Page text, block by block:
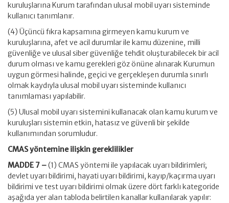
kuruluşlarına Kurum tarafından ulusal mobil uyarı sisteminde
kullanıcı tanımlanır.
(4) Üçüncü fıkra kapsamına girmeyen kamu kurum ve
kuruluşlarına, afet ve acil durumlar ile kamu düzenine, milli
güvenliğe ve ulusal siber güvenliğe tehdit oluşturabilecek bir acil
durum olması ve kamu gerekleri göz önüne alınarak Kurumun
uygun görmesi halinde, geçici ve gerçekleşen durumla sınırlı
olmak kaydıyla ulusal mobil uyarı sisteminde kullanıcı
tanımlaması yapılabilir.
(5) Ulusal mobil uyarı sistemini kullanacak olan kamu kurum ve
kuruluşları sistemin etkin, hatasız ve güvenli bir şekilde
kullanımından sorumludur.
CMAS yöntemine ilişkin gereklilikler
MADDE 7 –(1) CMAS yöntemi ile yapılacak uyarı bildirimleri;
devlet uyarı bildirimi, hayati uyarı bildirimi, kayıp/kaçırma uyarı
bildirimi ve test uyarı bildirimi olmak üzere dört farklı kategoride
aşağıda yer alan tabloda belirtilen kanallar kullanılarak yapılır: